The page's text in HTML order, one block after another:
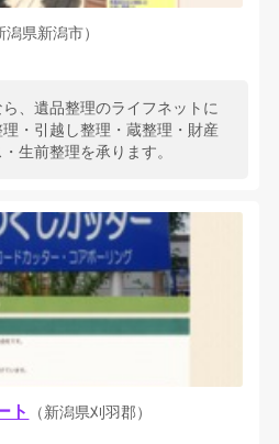
潟県新潟市）
、遺品整理のライフネットに
・引越し整理・蔵整理・財産
生前整理を承ります。
ト （新潟県刈羽郡）